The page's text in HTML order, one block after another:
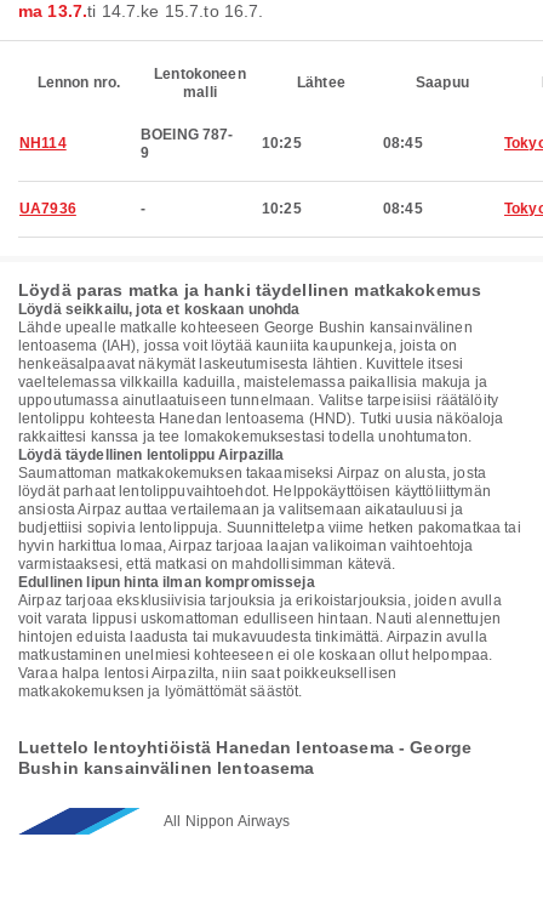
ma 13.7.ti 14.7. ke 15.7.to 16.7.
Lennon nro.
Lentokoneen
malli
Lähtee Saapuu
NH114
BOEING 787-
9
10:25 08:45
UA7936 - 10:25 08:45
Löydä paras matka ja hanki täydellinen matkakokemus
Löydä seikkailu, jota et koskaan unohda
Lähde upealle matkalle kohteeseen George Bushin kansainvälinen
lentoasema (IAH), jossa voit löytää kauniita kaupunkeja, joista on
henkeäsalpaavat näkymät laskeutumisesta lähtien. Kuvittele itsesi
vaeltelemassa vilkkailla kaduilla, maistelemassa paikallisia makuja ja
uppoutumassa ainutlaatuiseen tunnelmaan. Valitse tarpeisiisi räätälöity
lentolippu kohteesta Hanedan lentoasema (HND). Tutki uusia näköaloja
rakkaittesi kanssa ja tee lomakokemuksestasi todella unohtumaton.
Löydä täydellinen lentolippu Airpazilla
Saumattoman matkakokemuksen takaamiseksi Airpaz on alusta, josta
löydät parhaat lentolippuvaihtoehdot. Helppokäyttöisen käyttöliittymän
ansiosta Airpaz auttaa vertailemaan ja valitsemaan aikatauluusi ja
budjettiisi sopivia lentolippuja. Suunnitteletpa viime hetken pakomatkaa tai
hyvin harkittua lomaa, Airpaz tarjoaa laajan valikoiman vaihtoehtoja
varmistaaksesi, että matkasi on mahdollisimman kätevä.
Edullinen lipun hinta ilman kompromisseja
Airpaz tarjoaa eksklusiivisia tarjouksia ja erikoistarjouksia, joiden avulla
voit varata lippusi uskomattoman edulliseen hintaan. Nauti alennettujen
hintojen eduista laadusta tai mukavuudesta tinkimättä. Airpazin avulla
matkustaminen unelmiesi kohteeseen ei ole koskaan ollut helpompaa.
Varaa halpa lentosi Airpazilta, niin saat poikkeuksellisen
matkakokemuksen ja lyömättömät säästöt.
Luettelo lentoyhtiöistä Hanedan lentoasema - George
Bushin kansainvälinen lentoasema
All Nippon Airways